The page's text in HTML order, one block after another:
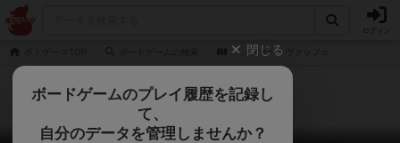
パンツァー・ヴァッフェ
閉じる
ボードゲームのプレイ履歴を記録し
て、
自分のデータを管理しませんか？